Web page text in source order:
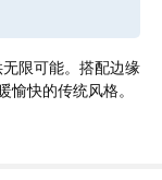
限可能。搭配边缘
快的传统风格。